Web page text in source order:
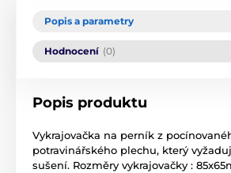
Popis a parametry
Hodnocení (0)
Popis produktu
Vykrajovačka na perník z
potravinářského plechu, který
sušení. Rozměry vykrajovačky :